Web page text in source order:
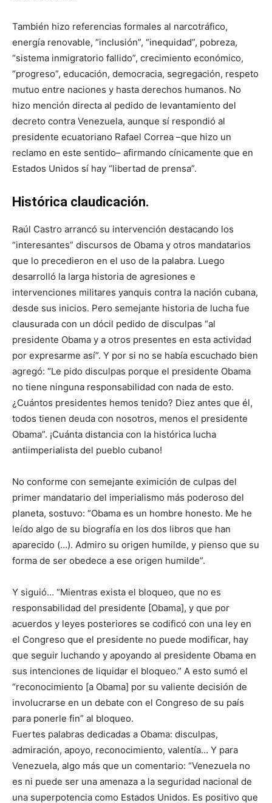
También hizo referencias formales al narcotráfico,
energía renovable, “inclusión”, “inequidad”, pobreza,
“sistema inmigratorio fallido”, crecimiento económico,
“progreso”, educación, democracia, segregación, respeto
mutuo entre naciones y hasta derechos humanos. No
hizo mención directa al pedido de levantamiento del
decreto contra Venezuela, aunque sí respondió al
presidente ecuatoriano Rafael Correa –que hizo un
reclamo en este sentido– afirmando cínicamente que en
Estados Unidos sí hay “libertad de prensa”.
Histórica claudicación.
Raúl Castro arrancó su intervención destacando los
“interesantes” discursos de Obama y otros mandatarios
que lo precedieron en el uso de la palabra. Luego
desarrolló la larga historia de agresiones e
intervenciones militares yanquis contra la nación cubana,
desde sus inicios. Pero semejante historia de lucha fue
clausurada con un dócil pedido de disculpas “al
presidente Obama y a otros presentes en esta actividad
por expresarme así”. Y por si no se había escuchado bien
agregó: “Le pido disculpas porque el presidente Obama
no tiene ninguna responsabilidad con nada de esto.
¿Cuántos presidentes hemos tenido? Diez antes que él,
todos tienen deuda con nosotros, menos el presidente
Obama”. ¡Cuánta distancia con la histórica lucha
antiimperialista del pueblo cubano!
No conforme con semejante eximición de culpas del
primer mandatario del imperialismo más poderoso del
planeta, sostuvo: “Obama es un hombre honesto. Me he
leído algo de su biografía en los dos libros que han
aparecido (…). Admiro su origen humilde, y pienso que su
forma de ser obedece a ese origen humilde”.
Y siguió… “Mientras exista el bloqueo, que no es
responsabilidad del presidente [Obama], y que por
acuerdos y leyes posteriores se codificó con una ley en
el Congreso que el presidente no puede modificar, hay
que seguir luchando y apoyando al presidente Obama en
sus intenciones de liquidar el bloqueo.” A esto sumó el
“reconocimiento [a Obama] por su valiente decisión de
involucrarse en un debate con el Congreso de su país
para ponerle fin” al bloqueo.
Fuertes palabras dedicadas a Obama: disculpas,
admiración, apoyo, reconocimiento, valentía… Y para
Venezuela, algo más que un comentario: “Venezuela no
es ni puede ser una amenaza a la seguridad nacional de
una superpotencia como Estados Unidos. Es positivo que